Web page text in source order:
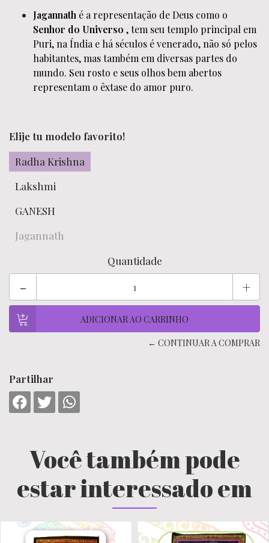
Jagannath é a representação de Deus como o
Senhor do Universo , tem seu templo principal em
Puri, na Índia e há séculos é venerado, não só pelos
habitantes, mas também em diversas partes do
mundo. Seu rosto e seus olhos bem abertos
representam o êxtase do amor puro.
Elije tu modelo favorito!
Radha Krishna
Lakshmi
GANESH
Jagannath
Quantidade
- +
← CONTINUAR A COMPRAR
Partilhar
Você também pode
estar interessado em